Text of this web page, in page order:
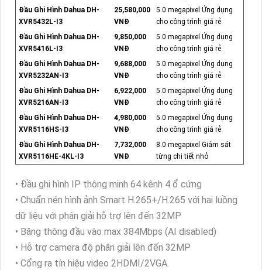
Đầu Ghi Hình Dahua DH-
XVR5432L-I3
25,580,000
VNĐ
5.0 megapixel Ứng dụng
cho công trình giá rẻ
Đầu Ghi Hình Dahua DH-
XVR5416L-I3
9,850,000
VNĐ
5.0 megapixel Ứng dụng
cho công trình giá rẻ
Đầu Ghi Hình Dahua DH-
XVR5232AN-I3
9,688,000
VNĐ
5.0 megapixel Ứng dụng
cho công trình giá rẻ
Đầu Ghi Hình Dahua DH-
XVR5216AN-I3
6,922,000
VNĐ
5.0 megapixel Ứng dụng
cho công trình giá rẻ
Đầu Ghi Hình Dahua DH-
XVR5116HS-I3
4,980,000
VNĐ
5.0 megapixel Ứng dụng
cho công trình giá rẻ
Đầu Ghi Hình Dahua DH-
XVR5116HE-4KL-I3
7,732,000
VNĐ
8.0 megapixel Giám sát
từng chi tiết nhỏ
• Đầu ghi hình IP thông minh 64 kênh 4 ổ cứng
• Chuẩn nén hình ảnh Smart H.265+/H.265 với hai luồng
dữ liệu với phân giải hỗ trợ lên đến 32MP
• Băng thông đầu vào max 384Mbps (AI disabled)
• Hỗ trợ camera độ phân giải lên đến 32MP
• Cổng ra tín hiệu video 2HDMI/2VGA.